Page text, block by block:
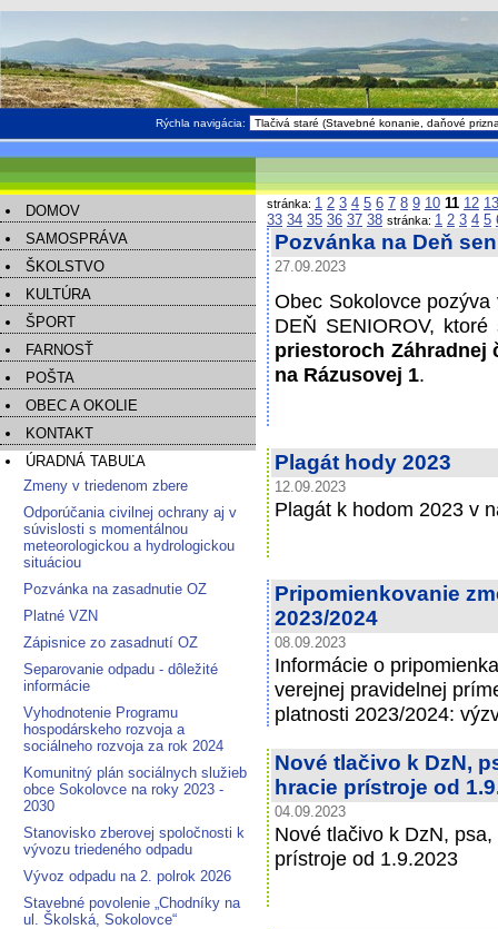
Rýchla navigácia:
DOMOV
SAMOSPRÁVA
ŠKOLSTVO
KULTÚRA
ŠPORT
FARNOSŤ
POŠTA
OBEC A OKOLIE
KONTAKT
ÚRADNÁ TABUĽA
Zmeny v triedenom zbere
Odporúčania civilnej ochrany aj v
súvislosti s momentálnou
meteorologickou a hydrologickou
situáciou
Pozvánka na zasadnutie OZ
Platné VZN
Zápisnice zo zasadnutí OZ
Separovanie odpadu - dôležité
informácie
Vyhodnotenie Programu
hospodárskeho rozvoja a
sociálneho rozvoja za rok 2024
Komunitný plán sociálnych služieb
obce Sokolovce na roky 2023 -
2030
Stanovisko zberovej spoločnosti k
vývozu triedeného odpadu
Vývoz odpadu na 2. polrok 2026
Stavebné povolenie „Chodníky na
ul. Školská, Sokolovce“
stránka: 1 2 3 4 5 6 7 8 9 10 11 12 13
33 34 35 36 37 38
Pozvánka na Deň
27.09.2023
Obec Sokolovce
DEŇ SENIOROV,
priestoroch Záhradnej
na Rázusovej 1.
Plagát hody 2023
12.09.2023
Plagát k hodom 2023 v
Pripomienkovanie
2023/2024
08.09.2023
Informácie o
verejnej pravidelnej
platnosti 2023/2024:
Nové tlačivo k DzN,
hracie prístroje od
04.09.2023
Nové tlačivo k DzN,
prístroje od 1.9.2023
stránka: 1 2 3 4 5